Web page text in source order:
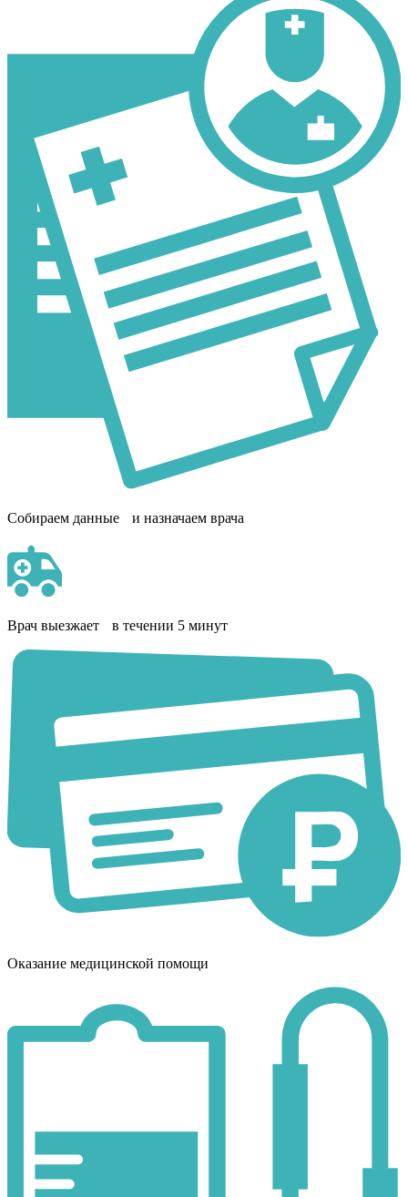
Собираем данные и назначаем врача
Врач выезжает в течении 5 минут
Оказание медицинской помощи